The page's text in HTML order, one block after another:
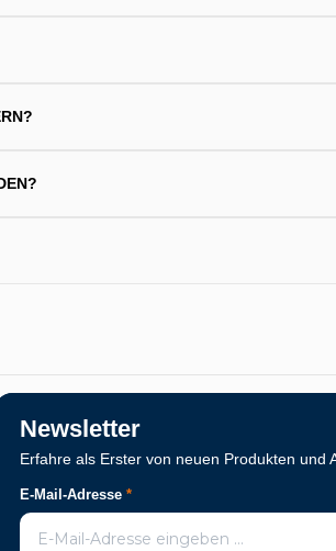
Newsletter
Erfahre als Erster von neuen Produkten und
E-Mail-Adresse *